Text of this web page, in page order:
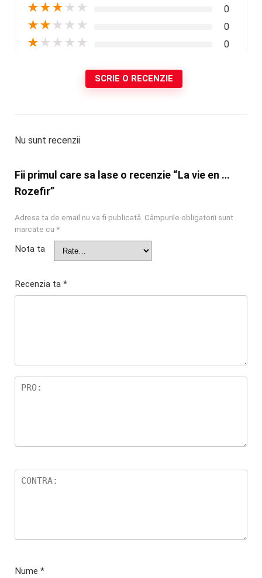
★★★ ★ ★ 0
★★ ★ ★ ★ 0
★ ★ ★ ★ ★ 0
SCRIE O RECENZIE
Nu sunt recenzii
Fii primul care sa lase o recenzie “La vie en …
Rozefir”
Adresa ta de email nu va fi publicată. Câmpurile obligatorii sunt
marcate cu *
Nota ta
Recenzia ta *
Nume *